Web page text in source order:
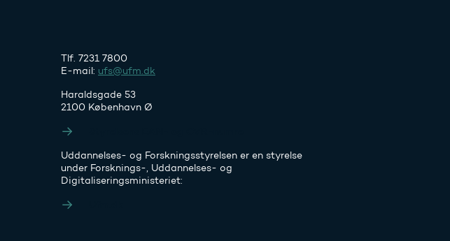
Tlf. 7231 7800
E-mail: ufs@ufm.dk
Haraldsgade 53
2100 København Ø
Uddannelses- og Forskningsstyrelsen er en styrelse
under Forsknings-, Uddannelses- og
Digitaliseringsministeriet: